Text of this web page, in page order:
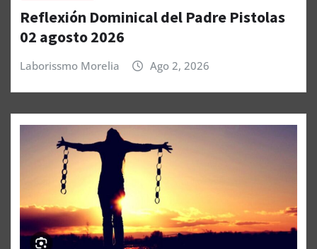
Reflexión Dominical del Padre Pistolas
02 agosto 2026
Laborissmo Morelia Ago 2, 2026